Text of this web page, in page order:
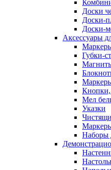
Доски
Доски-
Доски-
Аксессуары
Губки-
Кнопки,
Мел
Указки
Наборы